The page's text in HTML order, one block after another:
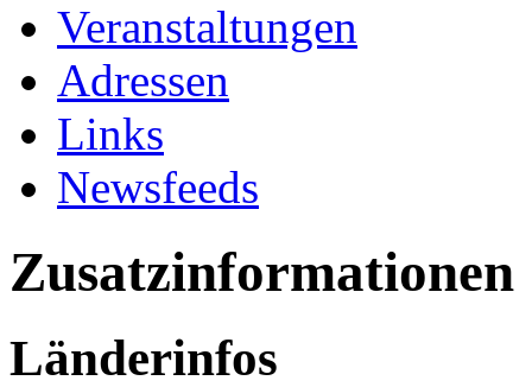
Veranstaltungen
Adressen
Links
Newsfeeds
Zusatzinformationen
Länderinfos